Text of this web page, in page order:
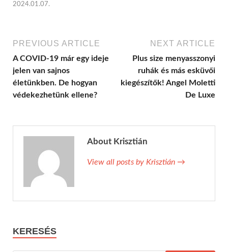
2024.01.07.
PREVIOUS ARTICLE
A COVID-19 már egy ideje
jelen van sajnos
életünkben. De hogyan
védekezhetünk ellene?
NEXT ARTICLE
Plus size menyasszonyi
ruhák és más esküvői
kiegészítők! Angel Moletti
De Luxe
About Krisztián
View all posts by Krisztián →
KERESÉS